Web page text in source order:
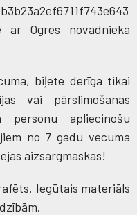
ar Ogres novadnieka
biļete derīga tikai
vai pārslimošanas
personu apliecinošu
no 7 gadu vecuma
aizsargmaskas!
Iegūtais materiāls